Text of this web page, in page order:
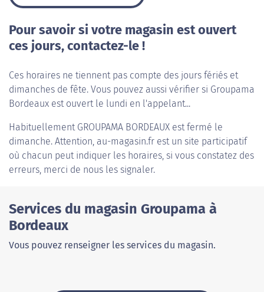
Pour savoir si votre magasin est ouvert
ces jours, contactez-le !
Ces horaires ne tiennent pas compte des jours fériés et
dimanches de fête. Vous pouvez aussi vérifier si Groupama
Bordeaux est ouvert le lundi en l'appelant...
Habituellement GROUPAMA BORDEAUX est fermé le
dimanche. Attention, au-magasin.fr est un site participatif
où chacun peut indiquer les horaires, si vous constatez des
erreurs, merci de nous les signaler.
Services du magasin Groupama à
Bordeaux
Vous pouvez renseigner les services du magasin.